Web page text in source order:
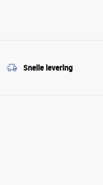
Snelle levering